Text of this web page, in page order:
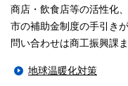
商店・飲食店等の活性化
市の補助金制度の手引き
問い合わせは商工振興課
地球温暖化対策